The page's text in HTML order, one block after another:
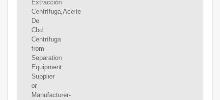
Extracción
Centrífuga,Aceite
De
Cbd
Centrífuga
from
Separation
Equipment
Supplier
or
Manufacturer-